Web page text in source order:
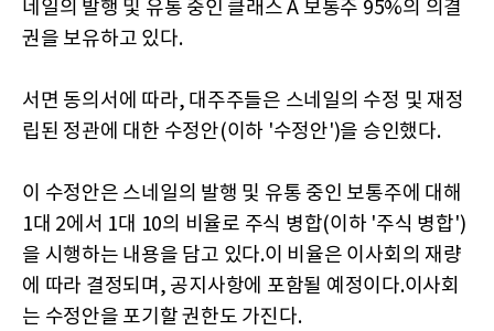
네일의 발행 및 유통 중인 클래스 A 보통주 95%의 의결
권을 보유하고 있다.
서면 동의서에 따라, 대주주들은 스네일의 수정 및 재정
립된 정관에 대한 수정안(이하 '수정안')을 승인했다.
이 수정안은 스네일의 발행 및 유통 중인 보통주에 대해
1대 2에서 1대 10의 비율로 주식 병합(이하 '주식 병합')
을 시행하는 내용을 담고 있다.이 비율은 이사회의 재량
에 따라 결정되며, 공지사항에 포함될 예정이다.이사회
는 수정안을 포기할 권한도 가진다.